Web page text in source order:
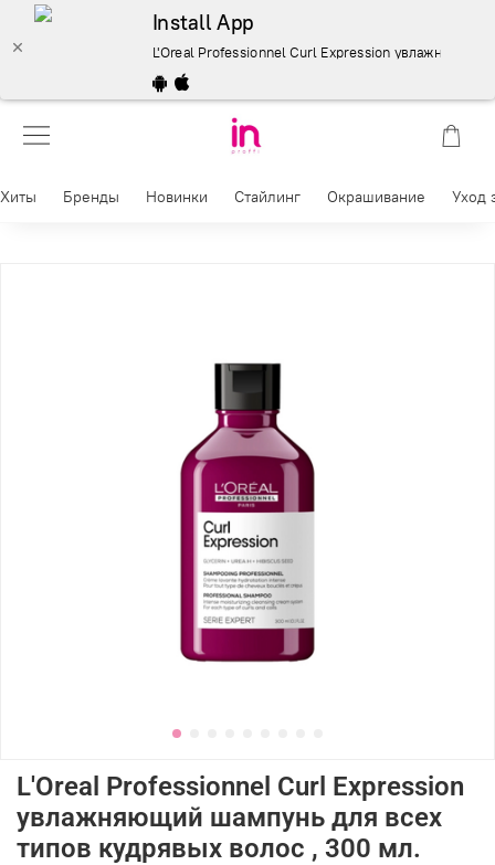
Install App
L'Oreal Professionnel Curl Expression увлажняющий
Хиты Бренды Новинки Стайлинг Окрашивание Уход
L'Oreal Professionnel Curl Expression
увлажняющий шампунь для всех
типов кудрявых волос , 300 мл.